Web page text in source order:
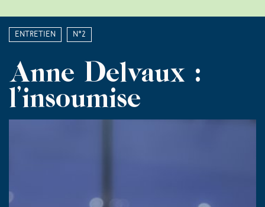
Entretien N°2
Anne Delvaux :
l’insoumise